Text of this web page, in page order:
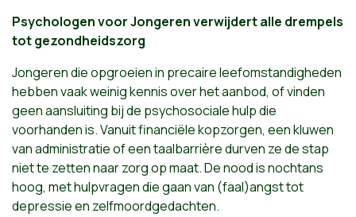
Psychologen voor Jongeren verwijdert alle drempels
tot gezondheidszorg
Jongeren die opgroeien in precaire leefomstandigheden
hebben vaak weinig kennis over het aanbod, of vinden
geen aansluiting bij de psychosociale hulp die
voorhanden is. Vanuit financiële kopzorgen, een kluwen
van administratie of een taalbarrière durven ze de stap
niet te zetten naar zorg op maat. De nood is nochtans
hoog, met hulpvragen die gaan van (faal)angst tot
depressie en zelfmoordgedachten.